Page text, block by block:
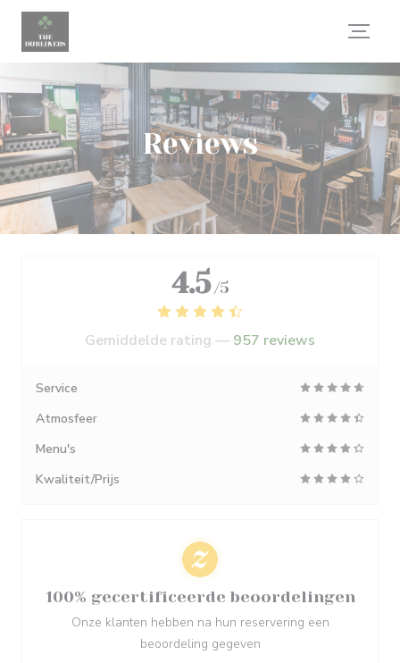
Cookies beheer paneel
Reviews
4.5 /5
Gemiddelde rating — 957 reviews
Service
Atmosfeer
Menu's
Kwaliteit/Prijs
100% gecertificeerde beoordelingen
Onze klanten hebben na hun reservering een
beoordeling gegeven